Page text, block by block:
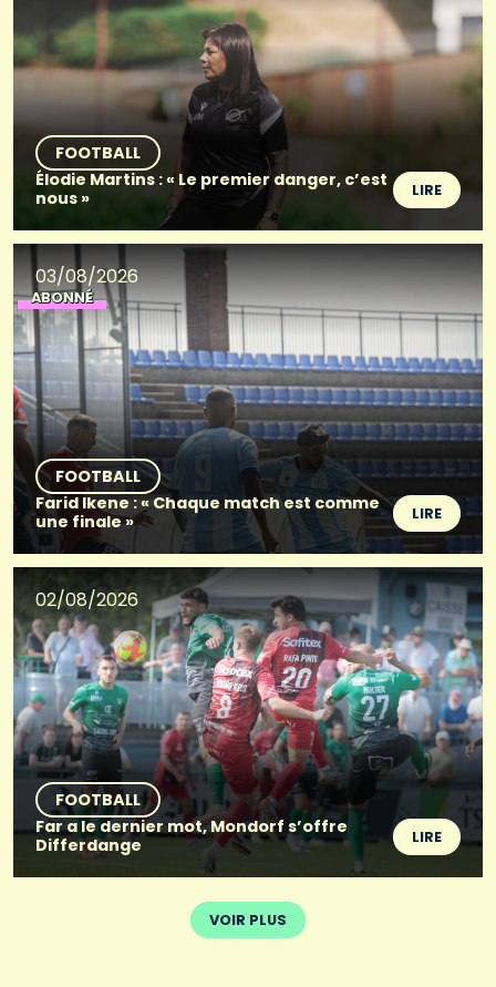
FOOTBALL
Élodie Martins : « Le premier danger, c’est
nous »
LIRE
03/08/2026
ABONNÉ
FOOTBALL
Farid Ikene : « Chaque match est comme
une finale »
LIRE
02/08/2026
FOOTBALL
Far a le dernier mot, Mondorf s’offre
Differdange
LIRE
VOIR PLUS